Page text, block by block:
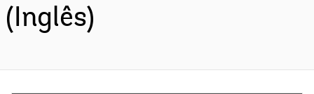
(Inglês)